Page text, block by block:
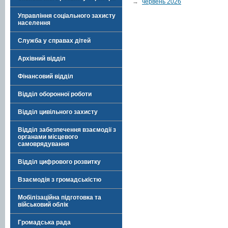
Управління соціального захисту
населення
Служба у справах дітей
Архівний відділ
Фінансовий відділ
Відділ оборонної роботи
Відділ цивільного захисту
Відділ забезпечення взаємодії з
органами місцевого
самоврядування
Відділ цифрового розвитку
Взаємодія з громадськістю
Мобілізаційна підготовка та
військовий облік
Громадська рада
→ червень 2026